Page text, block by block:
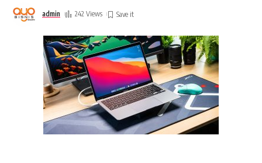
admin 242 Views